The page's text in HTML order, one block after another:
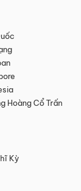
Hoàng Cổ Trấn
Kỳ